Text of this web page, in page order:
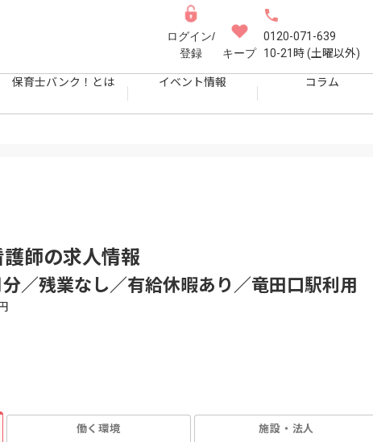
ログイン/
登録
キープ
0120-071-639
10-21時 (土曜以外)
保育士バンク！とは イベント情報 コラム
護師の求人情報
／残業なし／有給休暇あり／竜田口駅利用
働く環境 施設・法人